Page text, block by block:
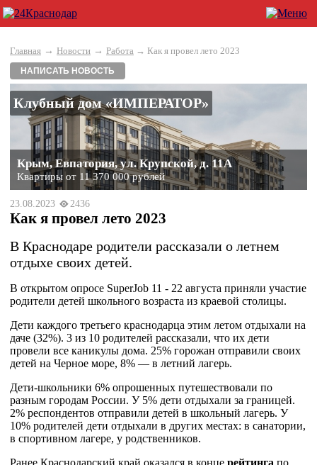
Главная → Новости → Работа → Как я провел лето 2023
НАПИСАТЬ НОВОСТЬ
Клубный дом «ИМПЕРАТОР»
Крым, Евпатория, ул. Крупской, д. 11А
Квартиры от 11 370 000 рублей
23.08.2023 2436
Как я провел лето 2023
В Краснодаре родители рассказали о летнем
отдыхе своих детей.
В открытом опросе SuperJob 11 - 22 августа приняли участие
родители детей школьного возраста из краевой столицы.
Дети каждого третьего краснодарца этим летом отдыхали на
даче (32%). 3 из 10 родителей рассказали, что их дети
провели все каникулы дома. 25% горожан отправили своих
детей на Черное море, 8% — в летний лагерь.
Дети-школьники 6% опрошенных путешествовали по
разным городам России. У 5% дети отдыхали за границей.
2% респондентов отправили детей в школьный лагерь. У
10% родителей дети отдыхали в других местах: в санатории,
в спортивном лагере, у родственников.
Ранее Краснодарский край оказался в конце рейтинга по